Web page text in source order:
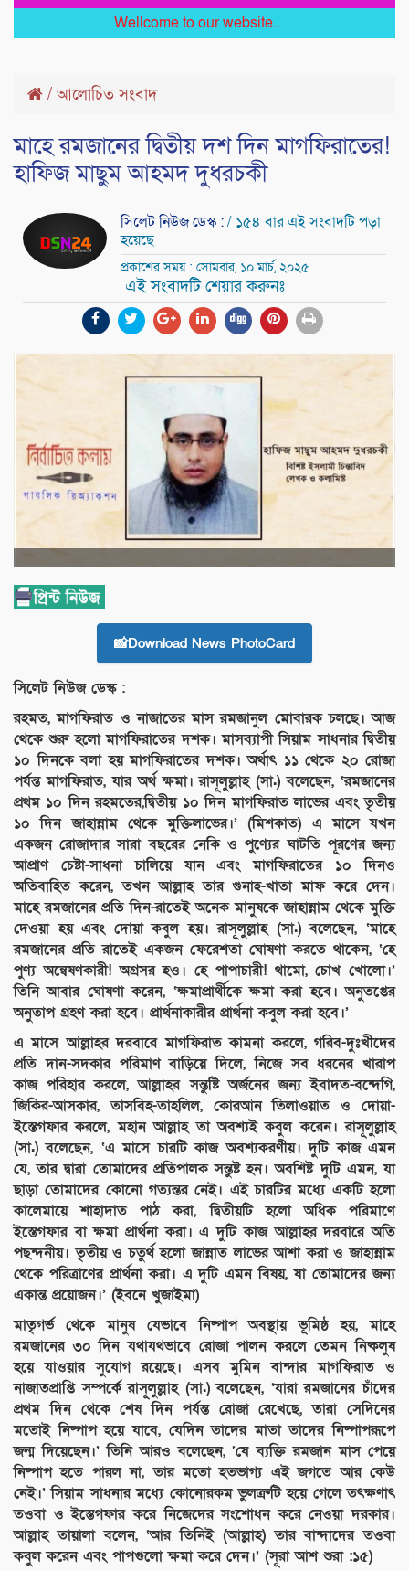
Wellcome to our website...
/আলোচিত সংবাদ
মাহে রমজানের দ্বিতীয় দশ দিন মাগফিরাতের!
হাফিজ মাছুম আহমদ দুধরচকী
সিলেট নিউজ ডেস্ক :/ ১৫৪ বার এই সংবাদটি পড়া
হয়েছে
প্রকাশের সময় : সোমবার, ১০ মার্চ, ২০২৫
এই সংবাদটি শেয়ার করুনঃ
📸Download News PhotoCard
সিলেট নিউজ ডেস্ক :
রহমত, মাগফিরাত ও নাজাতের মাস রমজানুল মোবারক চলছে। আজ
থেকে শুরু হলো মাগফিরাতের দশক। মাসব্যাপী সিয়াম সাধনার দ্বিতীয়
১০ দিনকে বলা হয় মাগফিরাতের দশক। অর্থাৎ ১১ থেকে ২০ রোজা
পর্যন্ত মাগফিরাত, যার অর্থ ক্ষমা। রাসূলুল্লাহ (সা.) বলেছেন, ‘রমজানের
প্রথম ১০ দিন রহমতের,দ্বিতীয় ১০ দিন মাগফিরাত লাভের এবং তৃতীয়
১০ দিন জাহান্নাম থেকে মুক্তিলাভের।’ (মিশকাত) এ মাসে যখন
একজন রোজাদার সারা বছরের নেকি ও পুণ্যের ঘাটতি পূরণের জন্য
আপ্রাণ চেষ্টা-সাধনা চালিয়ে যান এবং মাগফিরাতের ১০ দিনও
অতিবাহিত করেন, তখন আল্লাহ তার গুনাহ-খাতা মাফ করে দেন।
মাহে রমজানের প্রতি দিন-রাতেই অনেক মানুষকে জাহান্নাম থেকে মুক্তি
দেওয়া হয় এবং দোয়া কবুল হয়। রাসূলুল্লাহ (সা.) বলেছেন, ‘মাহে
রমজানের প্রতি রাতেই একজন ফেরেশতা ঘোষণা করতে থাকেন, ‘হে
পুণ্য অন্বেষণকারী! অগ্রসর হও। হে পাপাচারী! থামো, চোখ খোলো।’
তিনি আবার ঘোষণা করেন, ‘ক্ষমাপ্রার্থীকে ক্ষমা করা হবে। অনুতপ্তের
অনুতাপ গ্রহণ করা হবে। প্রার্থনাকারীর প্রার্থনা কবুল করা হবে।’
এ মাসে আল্লাহর দরবারে মাগফিরাত কামনা করলে, গরিব-দুঃখীদের
প্রতি দান-সদকার পরিমাণ বাড়িয়ে দিলে, নিজে সব ধরনের খারাপ
কাজ পরিহার করলে, আল্লাহর সন্তুষ্টি অর্জনের জন্য ইবাদত-বন্দেগি,
জিকির-আসকার, তাসবিহ-তাহলিল, কোরআন তিলাওয়াত ও দোয়া-
ইস্তেগফার করলে, মহান আল্লাহ তা অবশ্যই কবুল করেন। রাসূলুল্লাহ
(সা.) বলেছেন, ‘এ মাসে চারটি কাজ অবশ্যকরণীয়। দুটি কাজ এমন
যে, তার দ্বারা তোমাদের প্রতিপালক সন্তুষ্ট হন। অবশিষ্ট দুটি এমন, যা
ছাড়া তোমাদের কোনো গত্যন্তর নেই। এই চারটির মধ্যে একটি হলো
কালেমায়ে শাহাদাত পাঠ করা, দ্বিতীয়টি হলো অধিক পরিমাণে
ইস্তেগফার বা ক্ষমা প্রার্থনা করা। এ দুটি কাজ আল্লাহর দরবারে অতি
পছন্দনীয়। তৃতীয় ও চতুর্থ হলো জান্নাত লাভের আশা করা ও জাহান্নাম
থেকে পরিত্রাণের প্রার্থনা করা। এ দুটি এমন বিষয়, যা তোমাদের জন্য
একান্ত প্রয়োজন।’ (ইবনে খুজাইমা)
মাতৃগর্ভ থেকে মানুষ যেভাবে নিষ্পাপ অবস্থায় ভূমিষ্ঠ হয়, মাহে
রমজানের ৩০ দিন যথাযথভাবে রোজা পালন করলে তেমন নিষ্কলুষ
হয়ে যাওয়ার সুযোগ রয়েছে। এসব মুমিন বান্দার মাগফিরাত ও
নাজাতপ্রাপ্তি সম্পর্কে রাসূলুল্লাহ (সা.) বলেছেন, ‘যারা রমজানের চাঁদের
প্রথম দিন থেকে শেষ দিন পর্যন্ত রোজা রেখেছে, তারা সেদিনের
মতোই নিষ্পাপ হয়ে যাবে, যেদিন তাদের মাতা তাদের নিষ্পাপরূপে
জন্ম দিয়েছেন।’ তিনি আরও বলেছেন, ‘যে ব্যক্তি রমজান মাস পেয়ে
নিষ্পাপ হতে পারল না, তার মতো হতভাগ্য এই জগতে আর কেউ
নেই।’ সিয়াম সাধনার মধ্যে কোনোরকম ভুলত্রুটি হয়ে গেলে তৎক্ষণাৎ
তওবা ও ইস্তেগফার করে নিজেদের সংশোধন করে নেওয়া দরকার।
আল্লাহ তায়ালা বলেন, ‘আর তিনিই (আল্লাহ) তার বান্দাদের তওবা
কবুল করেন এবং পাপগুলো ক্ষমা করে দেন।’ (সূরা আশ শুরা :১৫)